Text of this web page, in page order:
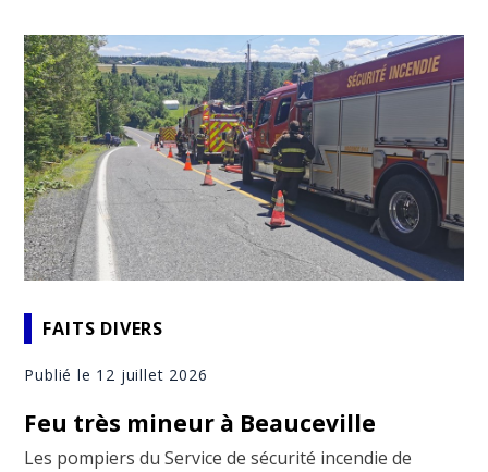
FAITS DIVERS
Publié le 12 juillet 2026
Feu très mineur à Beauceville
Les pompiers du Service de sécurité incendie de